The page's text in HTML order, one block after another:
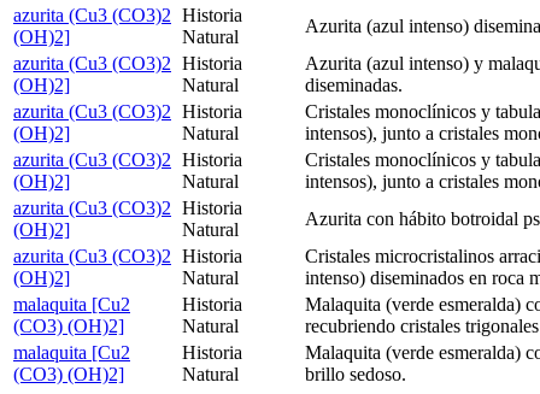
azurita (Cu3 (CO3)2
(OH)2]
Historia
Natural
Azurita (azul intenso)
azurita (Cu3 (CO3)2
(OH)2]
Historia
Natural
Azurita (azul intenso) y
diseminadas.
azurita (Cu3 (CO3)2
(OH)2]
Historia
Natural
Cristales monoclínicos y
intensos), junto a cristales
azurita (Cu3 (CO3)2
(OH)2]
Historia
Natural
Cristales monoclínicos y
intensos), junto a cristales
azurita (Cu3 (CO3)2
(OH)2]
Historia
Natural
Azurita con hábito botroidal
azurita (Cu3 (CO3)2
(OH)2]
Historia
Natural
Cristales microcristalinos
intenso) diseminados en roca
malaquita [Cu2
(CO3) (OH)2]
Historia
Natural
Malaquita (verde esmeralda)
recubriendo cristales
malaquita [Cu2
(CO3) (OH)2]
Historia
Natural
Malaquita (verde esmeralda)
brillo sedoso.